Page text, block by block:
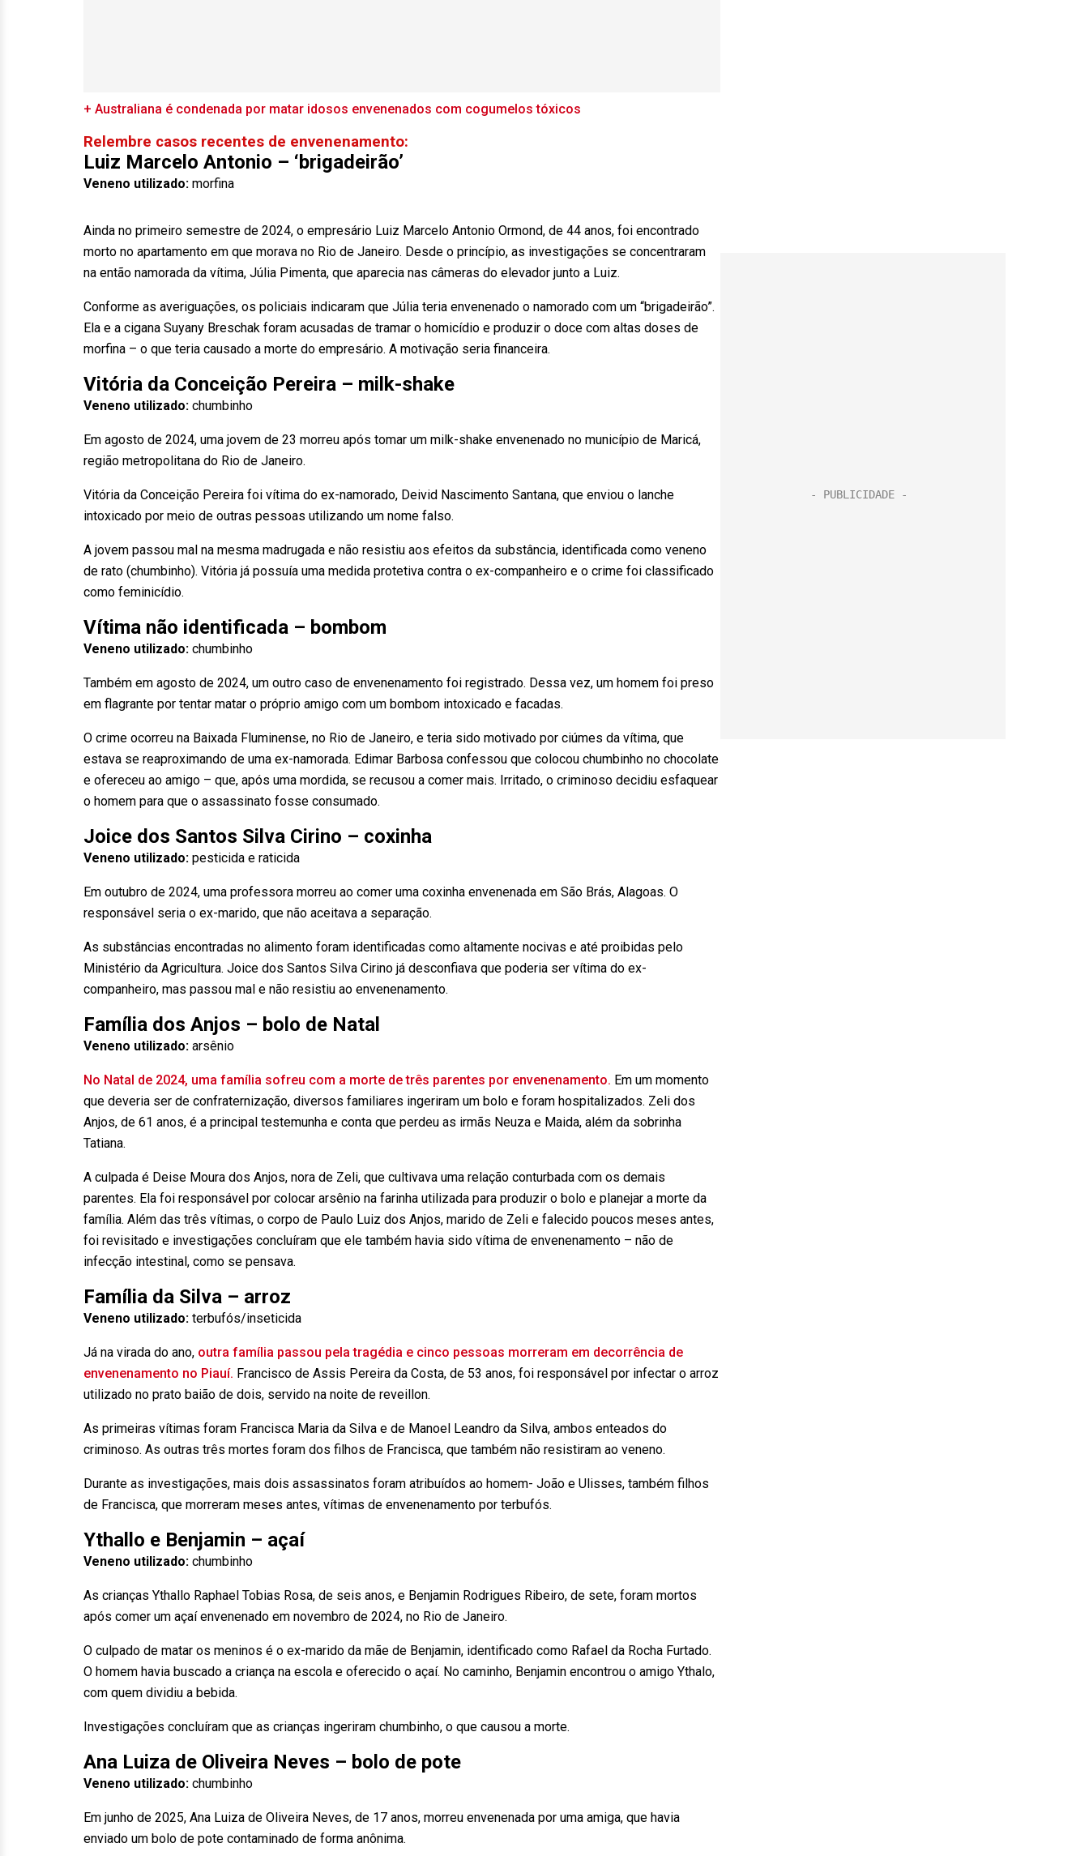
+ Australiana é condenada por matar idosos envenenados com cogumelos tóxicos
Relembre casos recentes de envenenamento:
Luiz Marcelo Antonio – ‘brigadeirão’
Veneno utilizado: morfina
Ainda no primeiro semestre de 2024, o empresário Luiz Marcelo Antonio Ormond, de 44 anos, foi encontrado
morto no apartamento em que morava no Rio de Janeiro. Desde o princípio, as investigações se concentraram
na então namorada da vítima, Júlia Pimenta, que aparecia nas câmeras do elevador junto a Luiz.
Conforme as averiguações, os policiais indicaram que Júlia teria envenenado o namorado com um “brigadeirão”.
Ela e a cigana Suyany Breschak foram acusadas de tramar o homicídio e produzir o doce com altas doses de
morfina – o que teria causado a morte do empresário. A motivação seria financeira.
Vitória da Conceição Pereira – milk-shake
Veneno utilizado: chumbinho
Em agosto de 2024, uma jovem de 23 morreu após tomar um milk-shake envenenado no município de Maricá,
região metropolitana do Rio de Janeiro.
Vitória da Conceição Pereira foi vítima do ex-namorado, Deivid Nascimento Santana, que enviou o lanche
intoxicado por meio de outras pessoas utilizando um nome falso.
A jovem passou mal na mesma madrugada e não resistiu aos efeitos da substância, identificada como veneno
de rato (chumbinho). Vitória já possuía uma medida protetiva contra o ex-companheiro e o crime foi classificado
como feminicídio.
Vítima não identificada – bombom
Veneno utilizado: chumbinho
Também em agosto de 2024, um outro caso de envenenamento foi registrado. Dessa vez, um homem foi preso
em flagrante por tentar matar o próprio amigo com um bombom intoxicado e facadas.
O crime ocorreu na Baixada Fluminense, no Rio de Janeiro, e teria sido motivado por ciúmes da vítima, que
estava se reaproximando de uma ex-namorada. Edimar Barbosa confessou que colocou chumbinho no chocolate
e ofereceu ao amigo – que, após uma mordida, se recusou a comer mais. Irritado, o criminoso decidiu esfaquear
o homem para que o assassinato fosse consumado.
Joice dos Santos Silva Cirino – coxinha
Veneno utilizado: pesticida e raticida
Em outubro de 2024, uma professora morreu ao comer uma coxinha envenenada em São Brás, Alagoas. O
responsável seria o ex-marido, que não aceitava a separação.
As substâncias encontradas no alimento foram identificadas como altamente nocivas e até proibidas pelo
Ministério da Agricultura. Joice dos Santos Silva Cirino já desconfiava que poderia ser vítima do ex-
companheiro, mas passou mal e não resistiu ao envenenamento.
Família dos Anjos – bolo de Natal
Veneno utilizado: arsênio
No Natal de 2024, uma família sofreu com a morte de três parentes por envenenamento. Em um momento
que deveria ser de confraternização, diversos familiares ingeriram um bolo e foram hospitalizados. Zeli dos
Anjos, de 61 anos, é a principal testemunha e conta que perdeu as irmãs Neuza e Maida, além da sobrinha
Tatiana.
A culpada é Deise Moura dos Anjos, nora de Zeli, que cultivava uma relação conturbada com os demais
parentes. Ela foi responsável por colocar arsênio na farinha utilizada para produzir o bolo e planejar a morte da
família. Além das três vítimas, o corpo de Paulo Luiz dos Anjos, marido de Zeli e falecido poucos meses antes,
foi revisitado e investigações concluíram que ele também havia sido vítima de envenenamento – não de
infecção intestinal, como se pensava.
Família da Silva – arroz
Veneno utilizado: terbufós/inseticida
Já na virada do ano, outra família passou pela tragédia e cinco pessoas morreram em decorrência de
envenenamento no Piauí. Francisco de Assis Pereira da Costa, de 53 anos, foi responsável por infectar o arroz
utilizado no prato baião de dois, servido na noite de reveillon.
As primeiras vítimas foram Francisca Maria da Silva e de Manoel Leandro da Silva, ambos enteados do
criminoso. As outras três mortes foram dos filhos de Francisca, que também não resistiram ao veneno.
Durante as investigações, mais dois assassinatos foram atribuídos ao homem- João e Ulisses, também filhos
de Francisca, que morreram meses antes, vítimas de envenenamento por terbufós.
Ythallo e Benjamin – açaí
Veneno utilizado: chumbinho
As crianças Ythallo Raphael Tobias Rosa, de seis anos, e Benjamin Rodrigues Ribeiro, de sete, foram mortos
após comer um açaí envenenado em novembro de 2024, no Rio de Janeiro.
O culpado de matar os meninos é o ex-marido da mãe de Benjamin, identificado como Rafael da Rocha Furtado.
O homem havia buscado a criança na escola e oferecido o açaí. No caminho, Benjamin encontrou o amigo Ythalo,
com quem dividiu a bebida.
Investigações concluíram que as crianças ingeriram chumbinho, o que causou a morte.
Ana Luiza de Oliveira Neves – bolo de pote
Veneno utilizado: chumbinho
Em junho de 2025, Ana Luiza de Oliveira Neves, de 17 anos, morreu envenenada por uma amiga, que havia
enviado um bolo de pote contaminado de forma anônima.